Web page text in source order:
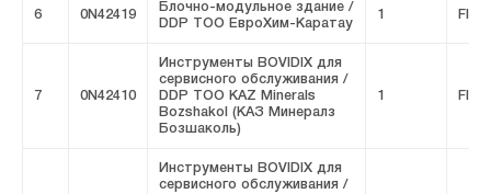
6 0N42419
Блочно-модульное здание /
DDP ТОО ЕвроХим-Каратау
1 FIVE
7 0N42410
Инструменты BOVIDIX для
сервисного обслуживания /
DDP ТОО KAZ Minerals
Bozshakol (КАЗ Минералз
Бозшаколь)
1 FIVE
Инструменты BOVIDIX для
сервисного обслуживания /